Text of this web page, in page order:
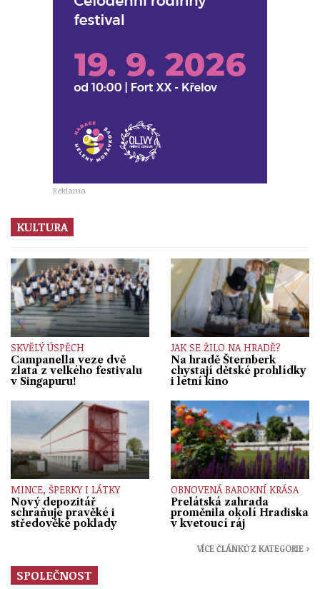
Reklama
KULTURA
SKVĚLÝ ÚSPĚCH
Campanella veze dvě
zlata z velkého festivalu
v Singapuru!
JAK SE ŽILO NA HRADĚ?
Na hradě Šternberk
chystají dětské prohlídky
i letní kino
MINCE, ŠPERKY I LÁTKY
Nový depozitář
schraňuje pravěké i
středověké poklady
OBNOVENÁ BAROKNÍ KRÁSA
Prelátská zahrada
proměnila okolí Hradiska
v kvetoucí ráj
VÍCE ČLÁNKŮ Z KATEGORIE ›
SPOLEČNOST